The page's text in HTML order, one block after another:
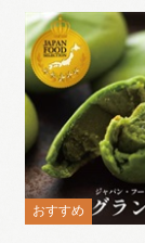
おすすめ